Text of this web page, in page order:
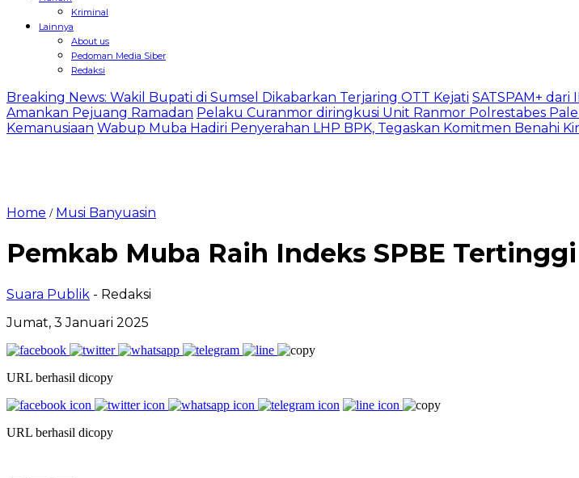
Kriminal
Lainnya
About us
Pedoman Media Siber
Redaksi
Breaking News: Wakil Bupati di Sumsel Dikabarkan Terjaring OTT Kejati SATSPAM+
Amankan Pejuang Ramadan Pelaku Curanmor diringkusi Unit Ranmor Polrestabes
Kemanusiaan Wabup Muba Hadiri Penyerahan LHP BPK, Tegaskan Komitmen Benahi
Home / Musi Banyuasin
Pemkab Muba Raih Indeks SPBE
Suara Publik - Redaksi
Jumat, 3 Januari 2025
URL berhasil dicopy
URL berhasil dicopy